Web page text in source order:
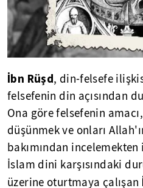
İbn Rüşd, din-felsefe
felsefenin din açısından
Ona göre felsefenin
düşünmek ve onları
bakımından
İslam dini karşısındaki
üzerine oturtmaya çalışan